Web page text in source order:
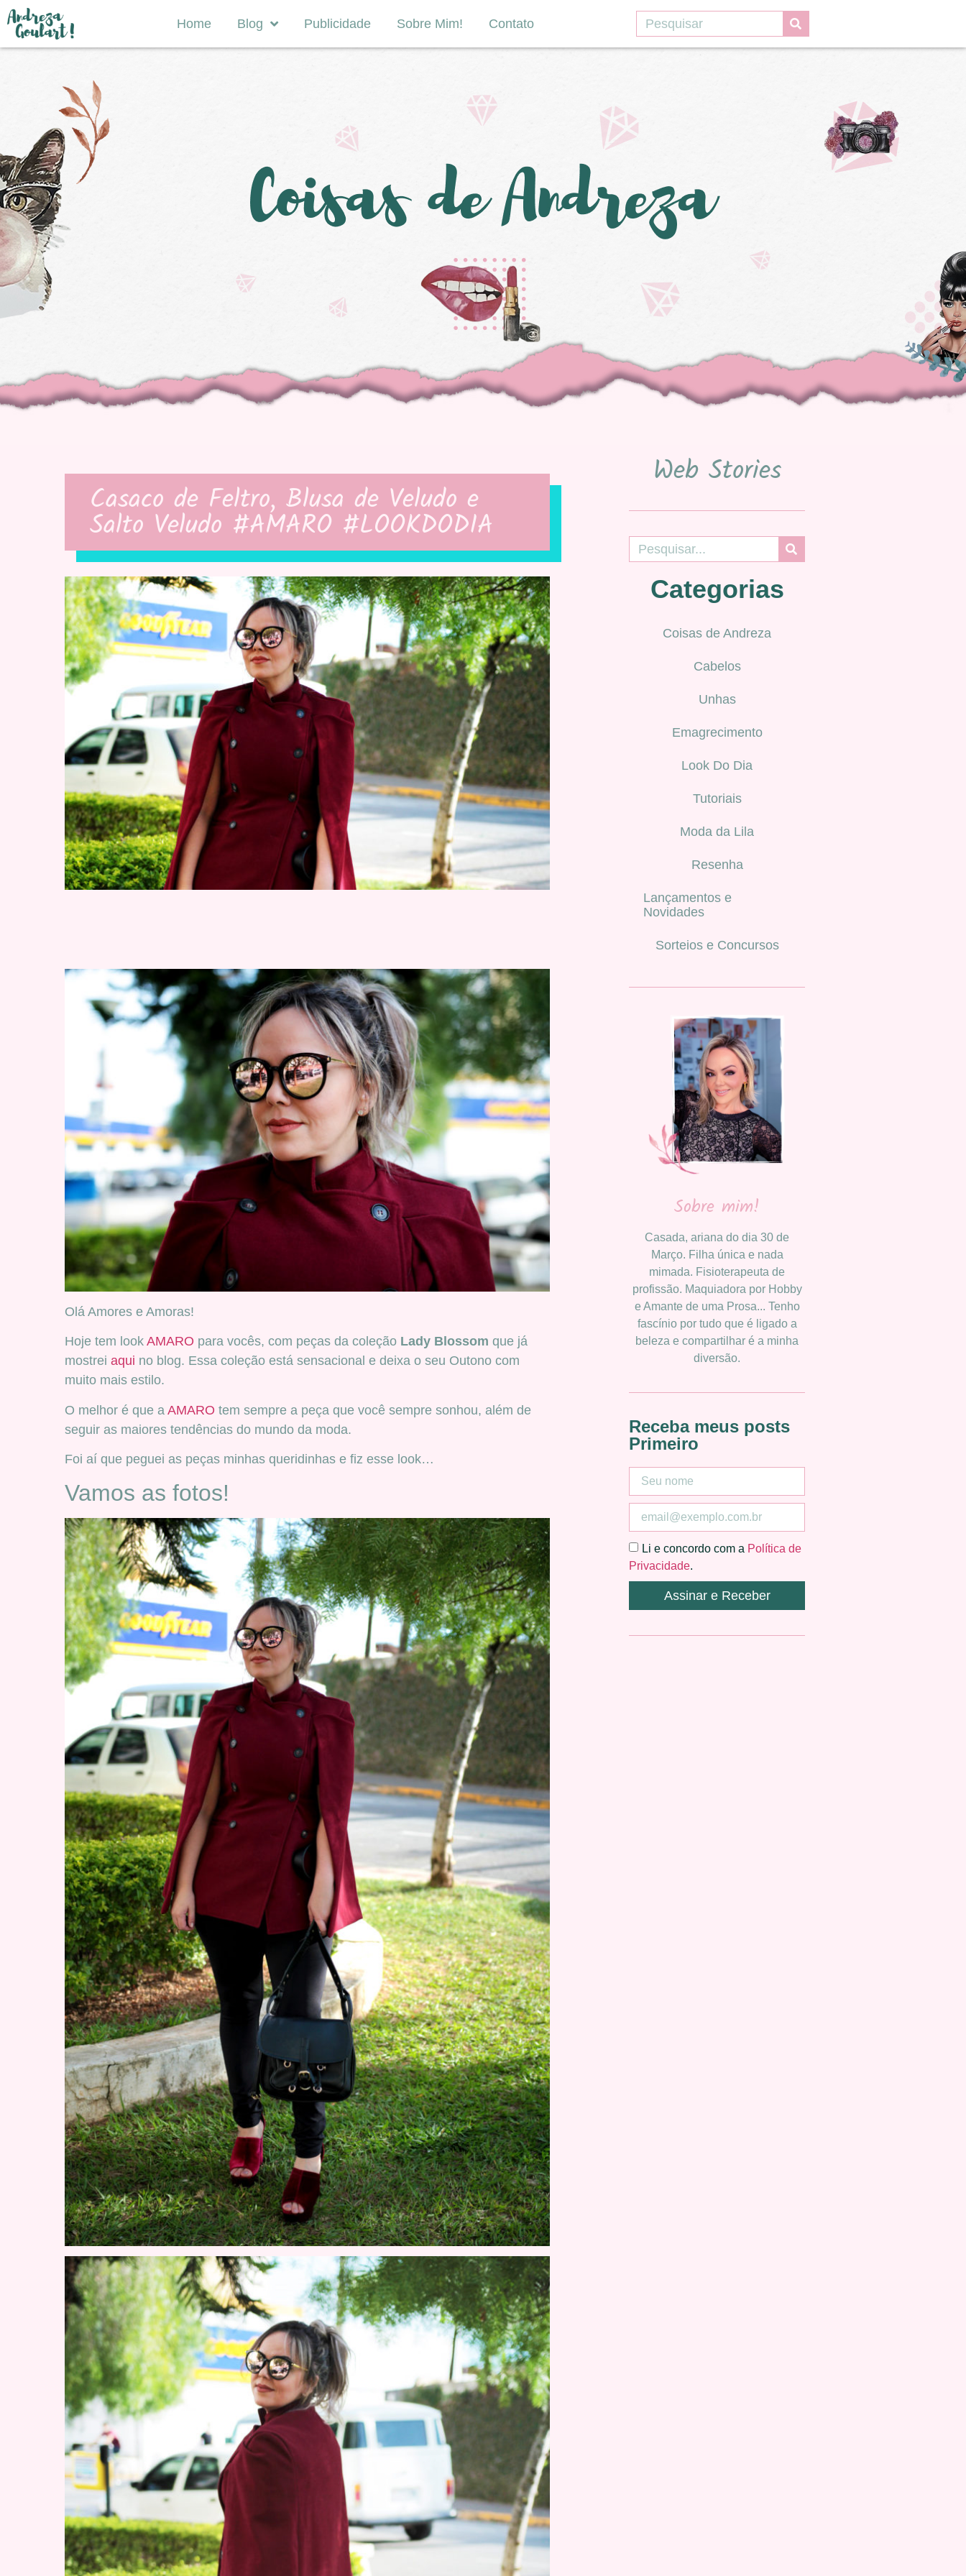
Home Blog Publicidade Sobre Mim! Contato
Casaco de Feltro, Blusa de Veludo e
Salto Veludo #AMARO #LOOKDODIA
Olá Amores e Amoras!
Hoje tem look AMARO para vocês, com peças da coleção Lady Blossom que já
mostrei aqui no blog. Essa coleção está sensacional e deixa o seu Outono com
muito mais estilo.
O melhor é que a AMARO tem sempre a peça que você sempre sonhou, além de
seguir as maiores tendências do mundo da moda.
Foi aí que peguei as peças minhas queridinhas e fiz esse look…
Vamos as fotos!
Web Stories
Categorias
Coisas de Andreza
Cabelos
Unhas
Emagrecimento
Look Do Dia
Tutoriais
Moda da Lila
Resenha
Lançamentos e
Novidades
Sorteios e Concursos
Sobre mim!
Casada, ariana do dia 30 de
Março. Filha única e nada
mimada. Fisioterapeuta de
profissão. Maquiadora por Hobby
e Amante de uma Prosa... Tenho
fascínio por tudo que é ligado a
beleza e compartilhar é a minha
diversão.
Receba meus posts
Primeiro
Li e concordo com a Política de
Privacidade.
Assinar e Receber